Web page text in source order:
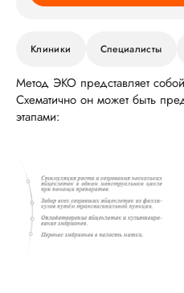
Клиники Специалисты
Метод ЭКО представляет
Схематично он может быть
этапами: